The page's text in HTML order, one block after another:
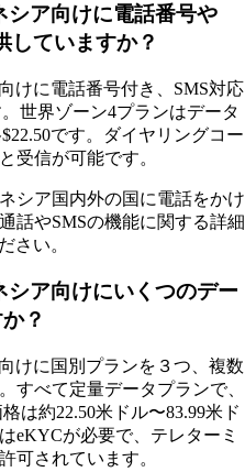
シア向けに電話番号や
していますか？
けに電話番号付き、SMS対応
世界ゾーン4プランはデータ
です。ダイヤリングコー
受信が可能です。
シア国内外の国に電話をかけ
話やSMSの機能に関する詳細
さい。
シア向けにいくつのデー
？
けに国別プランを３つ、複数
すべて定量データプランで、
は約22.50米ドル〜83.99米ド
eKYCが必要で、テレターミ
可されています。